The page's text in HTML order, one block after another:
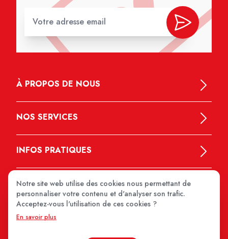
À PROPOS DE NOUS
NOS SERVICES
INFOS PRATIQUES
Notre site web utilise des cookies nous permettant de
personnaliser votre contenu et d'analyser son trafic.
Acceptez-vous l'utilisation de ces cookies ?
En savoir plus